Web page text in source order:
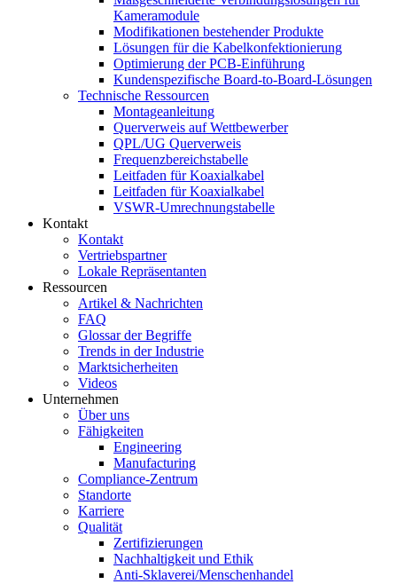
Kameramodule
Modifikationen bestehender Produkte
Lösungen für die Kabelkonfektionierung
Optimierung der PCB-Einführung
Kundenspezifische Board-to-Board-Lösungen
Technische Ressourcen
Montageanleitung
Querverweis auf Wettbewerber
QPL/UG Querverweis
Frequenzbereichstabelle
Leitfaden für Koaxialkabel
Leitfaden für Koaxialkabel
VSWR-Umrechnungstabelle
Kontakt
Kontakt
Vertriebspartner
Lokale Repräsentanten
Ressourcen
Artikel & Nachrichten
FAQ
Glossar der Begriffe
Trends in der Industrie
Marktsicherheiten
Videos
Unternehmen
Über uns
Fähigkeiten
Engineering
Manufacturing
Compliance-Zentrum
Standorte
Karriere
Qualität
Zertifizierungen
Nachhaltigkeit und Ethik
Anti-Sklaverei/Menschenhandel